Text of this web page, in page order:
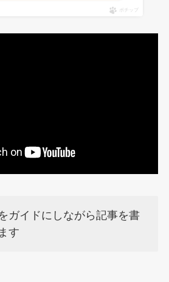
ポチップ
ガイドにしながら記事を書
す